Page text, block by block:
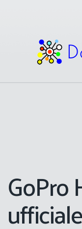
GoPro